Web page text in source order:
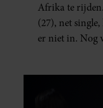
Afrika te
(27), net
er niet in. Nog
drie jaar. “Ik